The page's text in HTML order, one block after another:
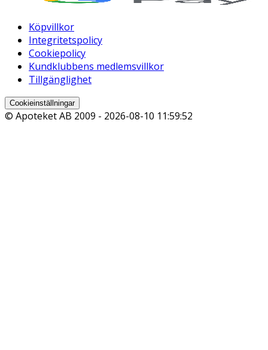
Köpvillkor
Integritetspolicy
Cookiepolicy
Kundklubbens medlemsvillkor
Tillgänglighet
Cookieinställningar
© Apoteket AB 2009 - 2026-08-10 11:59:52